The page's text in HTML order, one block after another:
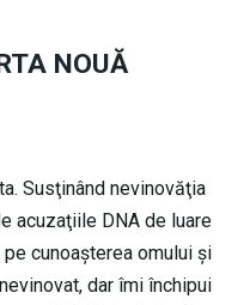
NOUĂ
Susţinând nevinovăţia
acuzaţiile DNA de luare
cunoaşterea omului şi
dar îmi închipui